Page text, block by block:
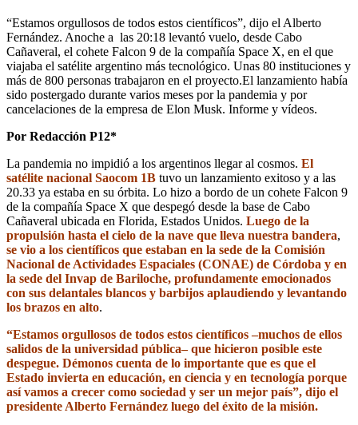
“Estamos orgullosos de todos estos científicos”, dijo el Alberto
Fernández. Anoche a las 20:18 levantó vuelo, desde Cabo
Cañaveral, el cohete Falcon 9 de la compañía Space X, en el que
viajaba el satélite argentino más tecnológico. Unas 80 instituciones y
más de 800 personas trabajaron en el proyecto.El lanzamiento había
sido postergado durante varios meses por la pandemia y por
cancelaciones de la empresa de Elon Musk. Informe y vídeos.
Por Redacción P12*
La pandemia no impidió a los argentinos llegar al cosmos. El
satélite nacional Saocom 1B tuvo un lanzamiento exitoso y a las
20.33 ya estaba en su órbita. Lo hizo a bordo de un cohete Falcon 9
de la compañía Space X que despegó desde la base de Cabo
Cañaveral ubicada en Florida, Estados Unidos. Luego de la
propulsión hasta el cielo de la nave que lleva nuestra bandera,
se vio a los científicos que estaban en la sede de la Comisión
Nacional de Actividades Espaciales (CONAE) de Córdoba y en
la sede del Invap de Bariloche, profundamente emocionados
con sus delantales blancos y barbijos aplaudiendo y levantando
los brazos en alto.
“Estamos orgullosos de todos estos científicos –muchos de ellos
salidos de la universidad pública– que hicieron posible este
despegue. Démonos cuenta de lo importante que es que el
Estado invierta en educación, en ciencia y en tecnología porque
así vamos a crecer como sociedad y ser un mejor país”, dijo el
presidente Alberto Fernández luego del éxito de la misión.